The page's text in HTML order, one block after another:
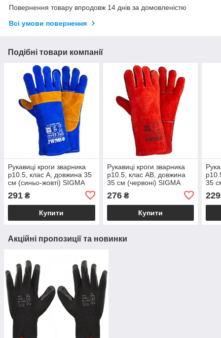
Повернення товару впродовж 14 днів за домовленістю
Всі умови повернення
Подібні товари компанії
Рукавиці кроги зварника
р10.5, клас А, довжина 35
см (синьо-жовті) SIGMA
291 ₴
Купити
Рукавиці кроги зварника
р10.5, клас АВ, довжина
35 см (червоні) SIGMA
276₴
Купити
35
229
Акційні пропозиції та новинки